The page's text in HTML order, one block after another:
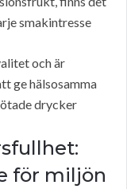
smakintresse
och är
ge hälsosamma
drycker
för miljön